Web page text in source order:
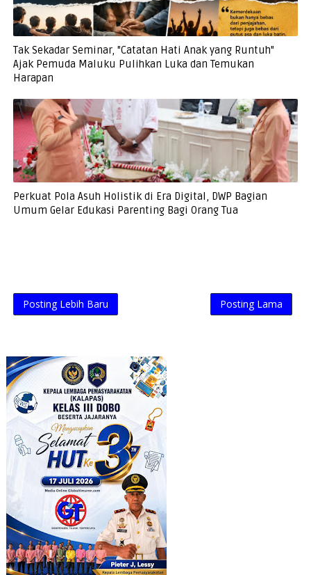
Tak Sekadar Seminar, "Catatan Hati Anak yang Runtuh"
Ajak Pemuda Maluku Pulihkan Luka dan Temukan
Harapan
Perkuat Pola Asuh Holistik di Era Digital, DWP Bagian
Umum Gelar Edukasi Parenting Bagi Orang Tua
Posting Lebih Baru Posting Lama